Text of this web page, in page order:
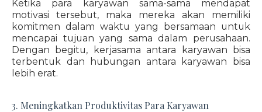
Ketika para karyawan sama-sama mendapat
motivasi tersebut, maka mereka akan memiliki
komitmen dalam waktu yang bersamaan untuk
mencapai tujuan yang sama dalam perusahaan.
Dengan begitu, kerjasama antara karyawan bisa
terbentuk dan hubungan antara karyawan bisa
lebih erat.
3. Meningkatkan Produktivitas Para Karyawan